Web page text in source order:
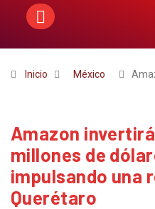
Inicio México
Amazon
millones de
impulsando una
Querétaro